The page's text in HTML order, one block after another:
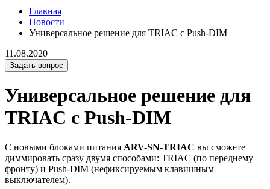
Главная
Новости
Универсальное решение для TRIAC с Push-DIM
11.08.2020
Задать вопрос
Универсальное решение для
TRIAC с Push-DIM
С новыми блоками питания ARV-SN-TRIAC вы сможете
диммировать сразу двумя способами: TRIAC (по переднему
фронту) и Push-DIM (нефиксируемым клавишным
выключателем).